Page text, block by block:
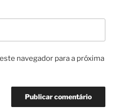
navegador para a próxima